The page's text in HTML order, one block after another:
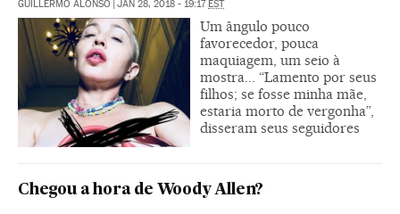
GUILLERMO ALONSO JAN 28, 2018 - 19:17 EST
Um ângulo pouco
favorecedor, pouca
maquiagem, um seio à
mostra... “Lamento por seus
filhos; se fosse minha mãe,
estaria morto de vergonha”,
disseram seus seguidores
Chegou a hora de Woody Allen?